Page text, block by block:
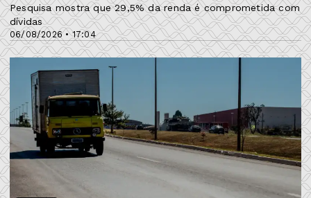
06/08/2026 • 17:04
Pesquisa mostra que 29,5% da renda é comprometida com
dívidas